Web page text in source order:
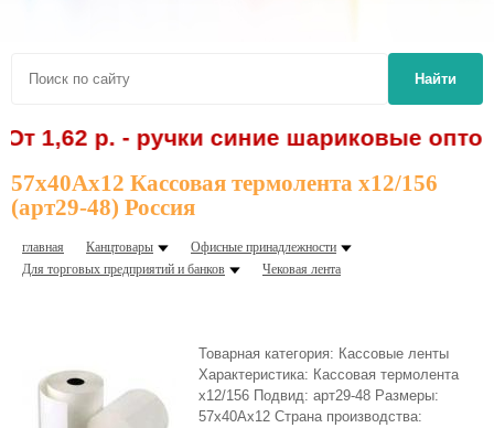
Найти
р. - ручки синие шариковые оптом!
57х40Ах12 Кассовая термолента х12/156
(арт29-48) Россия
главная Канцтовары
Офисные принадлежности
Для торговых предприятий и банков
Чековая лента
Товарная категория: Кассовые ленты
Характеристика: Кассовая термолента
х12/156 Подвид: арт29-48 Размеры:
57х40Ах12 Страна производства: